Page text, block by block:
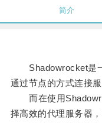
简介
Shadowrocket是一
通过节点的方式连接
而在使用
择高效的代理服务器